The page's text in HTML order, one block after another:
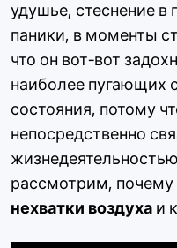
удушье, стеснение в
паники, в моменты
что он вот-вот
наиболее пугающих
состояния, потому
непосредственно
рассмотрим, почему
нехватки воздуха и